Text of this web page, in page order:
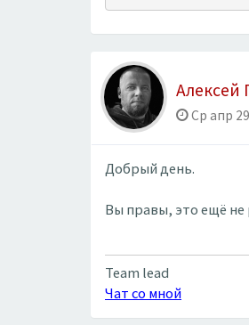
Алексей
Ср апр
Добрый день.
Вы правы, это ещё не
Team lead
Чат со мной